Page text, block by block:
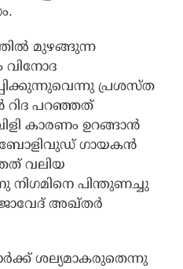
മുഴങ്ങുന്ന
വിനോദ
പ്രശസ്ത
റിദ പറഞ്ഞത്
കാരണം ഉറങ്ങാന്‍
ബോളിവുഡ് ഗായകന്‍
വലിയ
നിഗമിനെ പിന്തുണച്ചു
ജാവേദ് അഖ്തര്‍
ശല്യമാകരുതെന്നു